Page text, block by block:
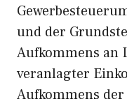
und der
Aufkommens an
veranlagter
Aufkommens